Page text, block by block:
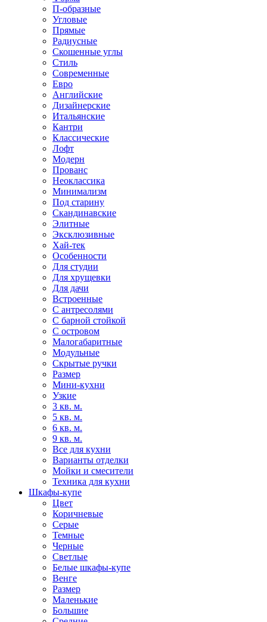
П-образные
Угловые
Прямые
Радиусные
Скошенные углы
Стиль
Современные
Евро
Английские
Дизайнерские
Итальянские
Кантри
Классические
Лофт
Модерн
Прованс
Неоклассика
Минимализм
Под старину
Скандинавские
Элитные
Эксклюзивные
Хай-тек
Особенности
Для студии
Для хрущевки
Для дачи
Встроенные
С антресолями
С барной стойкой
С островом
Малогабаритные
Модульные
Скрытые ручки
Размер
Мини-кухни
Узкие
3 кв. м.
5 кв. м.
6 кв. м.
9 кв. м.
Все для кухни
Варианты отделки
Мойки и смесители
Техника для кухни
Шкафы-купе
Цвет
Коричневые
Серые
Темные
Черные
Светлые
Белые шкафы-купе
Венге
Размер
Маленькие
Большие